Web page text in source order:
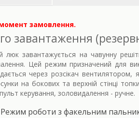
замовлення.
завантаження
люк завантажується на чавунну
Цей режим призначений для
через розсікач вентилятором,
на бокових та верхній стінці
керування, золовидалення - ручне.
Режим роботи з факельним